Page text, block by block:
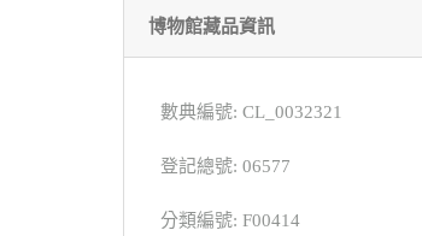
博物館藏品資訊
數典編號: CL_0032321
登記總號: 06577
分類編號: F00414